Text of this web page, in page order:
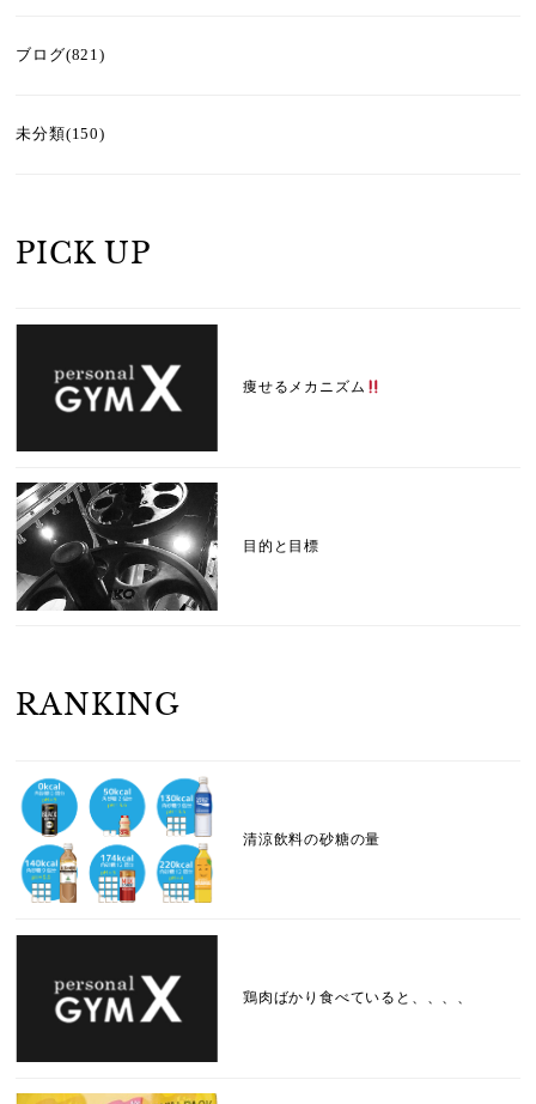
ブログ(821)
未分類(150)
PICK UP
痩せるメカニズム
目的と目標
RANKING
清涼飲料の砂糖の量
鶏肉ばかり食べていると、、、、